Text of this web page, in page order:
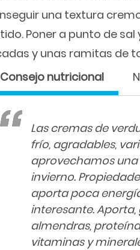
una textura
Poner a punto de
y unas ramitas de
Consejo nutricional
Las cremas de
frío, agradables,
aprovechamos
invierno.
aporta poca
interesante.
almendras,
vitaminas y